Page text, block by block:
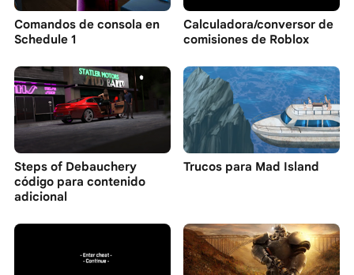
Comandos de consola en
Schedule 1
Calculadora/conversor de
comisiones de Roblox
Steps of Debauchery
código para contenido
adicional
Trucos para Mad Island